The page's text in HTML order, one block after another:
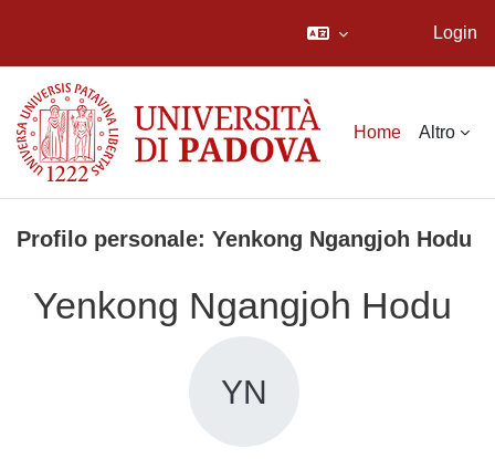
Login
Home Altro
Profilo personale: Yenkong Ngangjoh Hodu
Yenkong Ngangjoh Hodu
YN